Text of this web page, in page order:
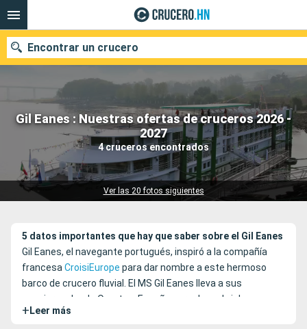
Gil Eanes : Nuestras ofertas de cruceros 2026 -
2027
4 cruceros encontrados
Ver las 20 fotos siguientes
Encontrar un crucero
Nuestros destinos
Fecha de salida
Puertos
5 datos importantes que hay que saber sobre el Gil Eanes
Gil Eanes, el navegante portugués, inspiró a la compañía
francesaCroisiEurope para dar nombre a este hermoso
barco de crucero fluvial. El MS Gil Eanes lleva a sus
pasajeros desde Oporto a España para descubrir los
tesoros del Valle del Duero.
+ Leer más